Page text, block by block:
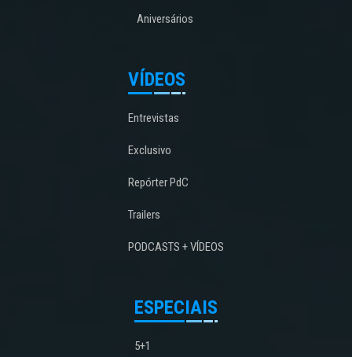
Aniversários
VÍDEOS
Entrevistas
Exclusivo
Repórter PdC
Trailers
PODCASTS + VÍDEOS
ESPECIAIS
5+1